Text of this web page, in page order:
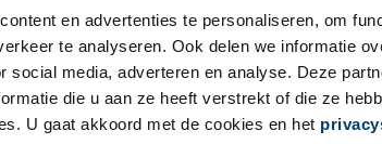
en advertenties te personaliseren, om
te analyseren. Ook delen we informatie
social media, adverteren en analyse. Deze
die u aan ze heeft verstrekt of die ze
U gaat akkoord met de cookies en het
DISCLAIMER
PRIVACY
TOEGANKELIJKHEID